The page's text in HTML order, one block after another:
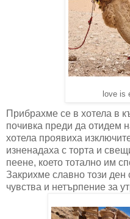
love is
Прибрахме се в хотела в
почивка преди да отидем
хотела проявиха
изненадаха с торта и
пеене, което тотално им
Закрихме славно този
чувства и нетърпение за